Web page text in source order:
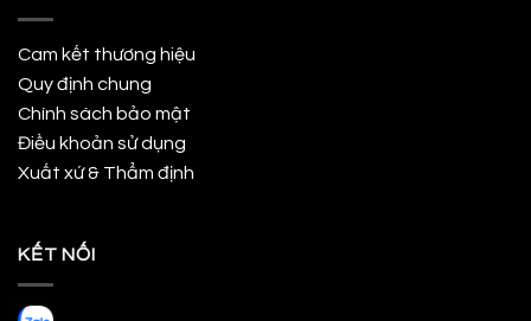
Cam kết thương hiệu
Quy định chung
Chính sách bảo mật
Điều khoản sử dụng
Xuất xứ & Thẩm định
KẾT NỐI